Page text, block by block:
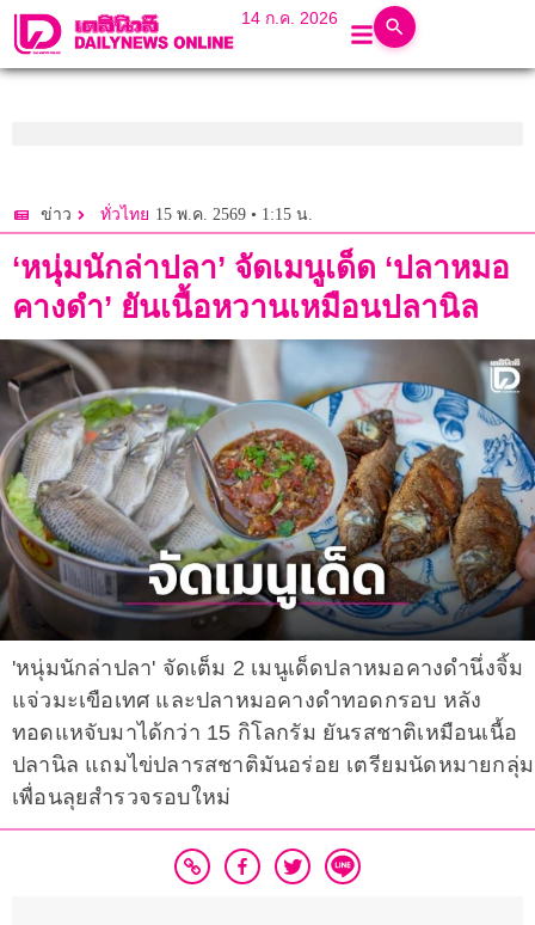
14 ก.ค. 2026
ข่าว ทั่วไทย 15 พ.ค. 2569 • 1:15 น.
‘หนุ่มนักล่าปลา’ จัดเมนูเด็ด ‘ปลาหมอ
คางดำ’ ยันเนื้อหวานเหมือนปลานิล
'หนุ่มนักล่าปลา' จัดเต็ม 2 เมนูเด็ดปลาหมอคางดำนึ่งจิ้ม
แจ่วมะเขือเทศ และปลาหมอคางดำทอดกรอบ หลัง
ทอดแหจับมาได้กว่า 15 กิโลกรัม ยันรสชาติเหมือนเนื้อ
ปลานิล แถมไข่ปลารสชาติมันอร่อย เตรียมนัดหมายกลุ่ม
เพื่อนลุยสำรวจรอบใหม่